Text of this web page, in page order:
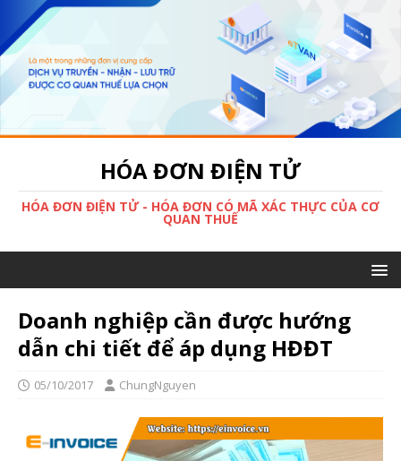
HÓA ĐƠN ĐIỆN TỬ
HÓA ĐƠN ĐIỆN TỬ - HÓA ĐƠN CÓ MÃ XÁC THỰC CỦA CƠ
QUAN THUẾ
Doanh nghiệp cần được hướng
dẫn chi tiết để áp dụng HĐĐT
05/10/2017 ChungNguyen